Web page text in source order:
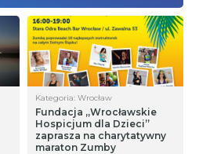
Kategoria: Wrocław
Fundacja „Wrocławskie
Hospicjum dla Dzieci”
zaprasza na charytatywny
maraton Zumby